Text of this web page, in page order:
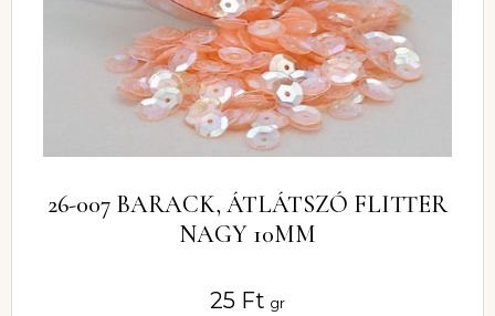
26-007 BARACK, ÁTLÁTSZÓ FLITTER
NAGY 10MM
25 Ft gr